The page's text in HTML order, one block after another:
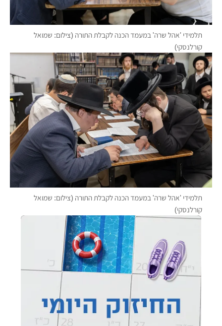
תלמידי 'אהל שרה' במעמד הכנה לקבלת התורה (צילום: שמואל
קורלנסקי)
תלמידי 'אהל שרה' במעמד הכנה לקבלת התורה (צילום: שמואל
קורלנסקי)